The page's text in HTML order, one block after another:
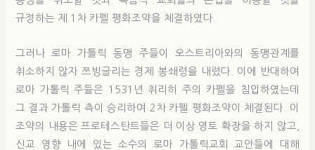
규정하는 제 1차 카펠 평화조약을 체결하였다.
그러나 로마 가톨릭 동맹 주들이 오스트리아와의 동맹관계를
취소하지 않자 쯔빙글리는 경제 봉쇄령을 내렸다. 이에 반대하여
로마 가톨릭 주들은 1531년 취리히 주의 카펠을 침입하였는데
그 결과 가톨릭 측이 승리하여 2차 카펠 평화조약이 체결된다. 이
조약의 내용은 프로테스탄트들은 더 이상 영토 확장을 하지 않고,
신교 영향 내에 있는 소수의 로마 가톨릭교회 교안들에 대해